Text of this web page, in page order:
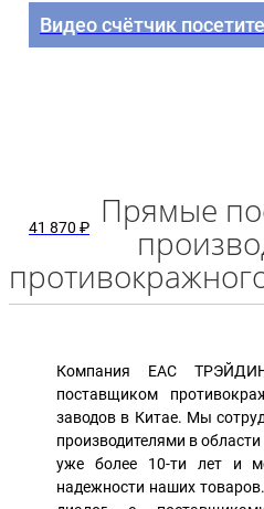
Видео счётчик
41 870 ₽ Прямые
Компания ЕАС
поставщиком
заводов в Китае. Мы
производителями в
уже более 10-ти лет и
надежности наших